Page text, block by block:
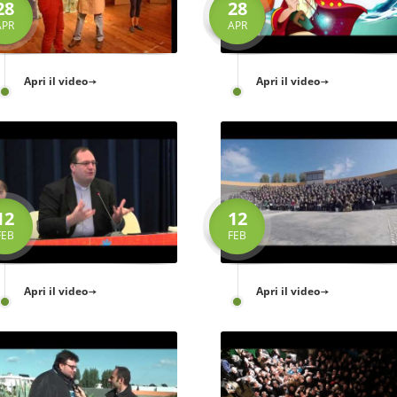
Apri il video
28
APR
Apri il video
Apri il video
12
FEB
Apri il video